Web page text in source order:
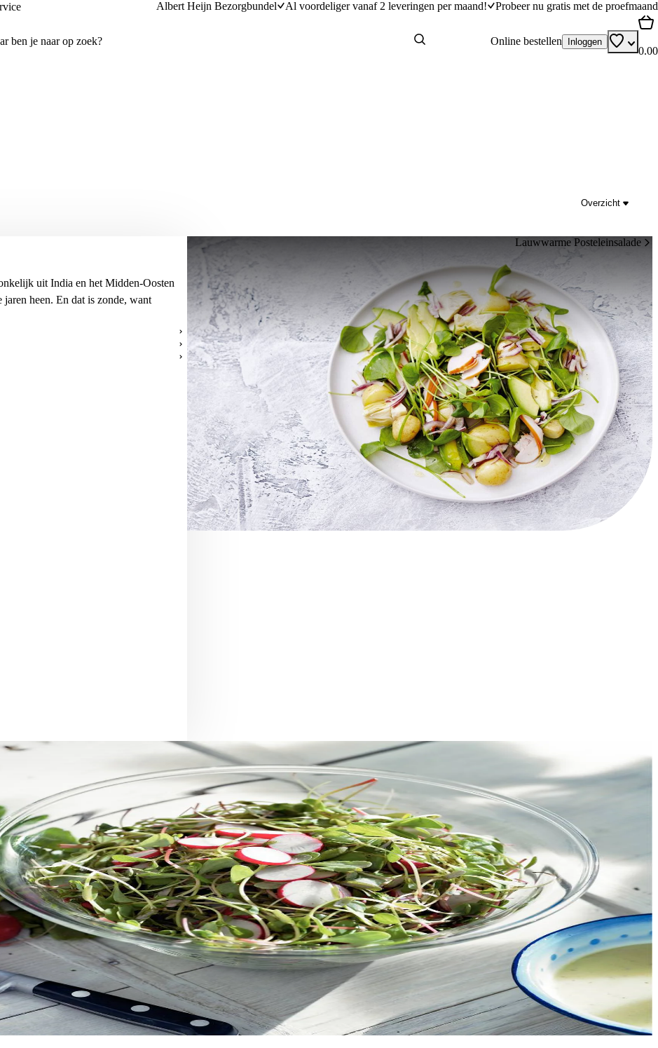
Albert Heijn Bezorgbundel Al voordeliger vanaf 2 leveringen per maand! Probeer nu gratis met de proefmaand
Online bestellen Inloggen
0.00
Overzicht
Lauwwarme Posteleinsalade
uit India en het Midden-Oosten
heen. En dat is zonde, want